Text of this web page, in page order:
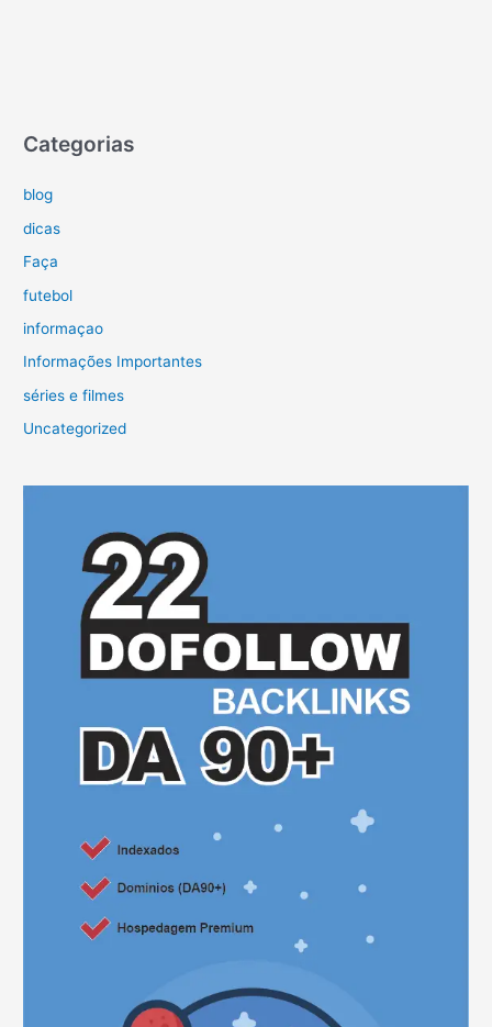
Categorias
blog
dicas
Faça
futebol
informaçao
Informações Importantes
séries e filmes
Uncategorized